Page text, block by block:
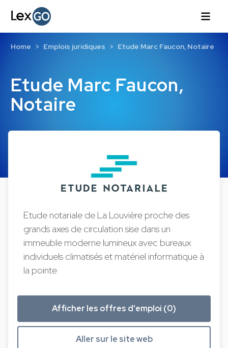
Etude Marc Faucon,
Notaire
Home Emplois juridiques Etude Marc Faucon, Notaire
Etude notariale de La Louvière proche des
grands axes de circulation sise dans un
immeuble moderne lumineux avec bureaux
individuels climatisés et matériel informatique à
la pointe
Afficher les offres d'emploi (0)
Aller sur le site web